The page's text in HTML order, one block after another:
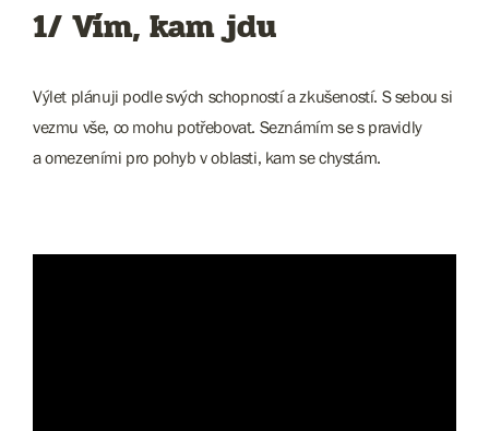
1/ Vím, kam jdu
Výlet plánuji podle svých schopností a zkušeností. S sebou si
vezmu vše, co mohu potřebovat. Seznámím se s pravidly
a omezeními pro pohyb v oblasti, kam se chystám.